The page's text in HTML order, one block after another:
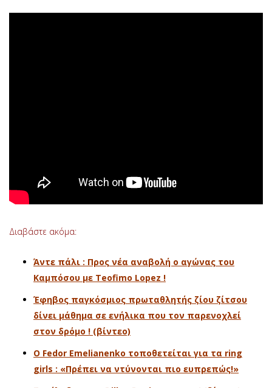
Διαβάστε ακόμα:
Άντε πάλι : Προς νέα αναβολή ο αγώνας του
Καμπόσου με Teofimo Lopez !
Έφηβος παγκόσμιος πρωταθλητής ζίου ζίτσου
δίνει μάθημα σε ενήλικα που τον παρενοχλεί
στον δρόμο ! (βίντεο)
O Fedor Emelianenko τοποθετείται για τα ring
girls : «Πρέπει να ντύνονται πιο ευπρεπώς!»